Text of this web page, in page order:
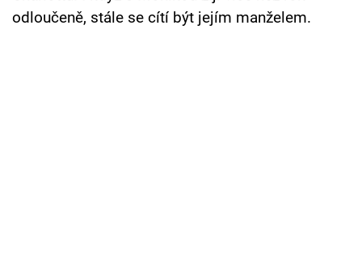
odloučeně, stále se cítí být jejím manželem.